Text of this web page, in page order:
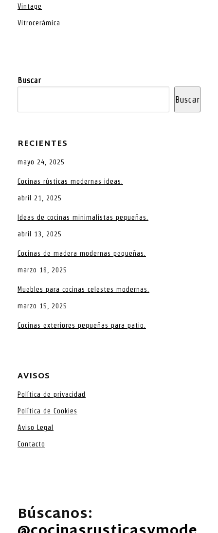
Vintage
Vitrocerámica
Buscar
Buscar
RECIENTES
mayo 24, 2025
Cocinas rústicas modernas ideas.
abril 21, 2025
Ideas de cocinas minimalistas pequeñas.
abril 13, 2025
Cocinas de madera modernas pequeñas.
marzo 18, 2025
Muebles para cocinas celestes modernas.
marzo 15, 2025
Cocinas exteriores pequeñas para patio.
AVISOS
Política de privacidad
Política de Cookies
Aviso Legal
Contacto
Búscanos: